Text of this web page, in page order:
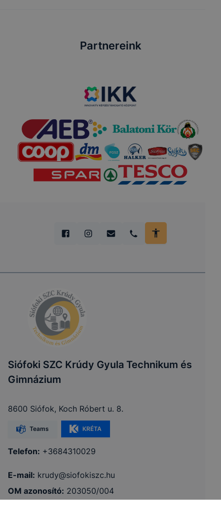
Partnereink
Siófoki SZC Krúdy Gyula Technikum és
Gimnázium
8600 Siófok, Koch Róbert u. 8.
Teams KRÉTA
Telefon: +3684310029
E-mail: krudy@siofokiszc.hu
OM azonosító: 203050/004